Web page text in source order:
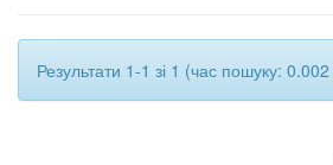
Результати 1-1 зі 1 (час пошуку: